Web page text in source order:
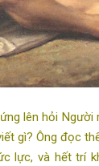
lên hỏi Người
gì? Ông đọc
lực, và hết trí